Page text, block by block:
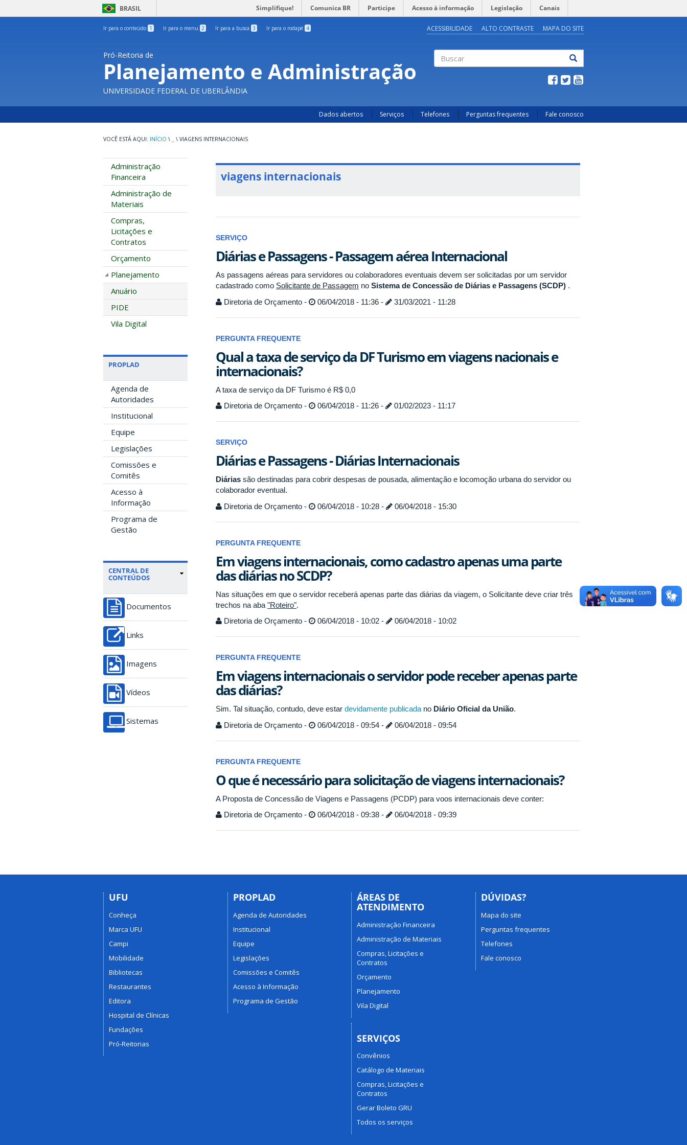
BRASIL Simplifique! Comunica BR Participe Acesso à informação Legislação Canais
Ir para o conteúdo 1 Ir para o menu 2 Ir para a busca 3 Ir para o rodapé 4 ACESSIBILIDADE ALTO CONTRASTE MAPA DO SITE
Pró-Reitoria de
Planejamento e Administração
UNIVERSIDADE FEDERAL DE UBERLÂNDIA
Dados abertos Serviços Telefones Perguntas frequentes Fale conosco
INÍCIO \ \ VIAGENS INTERNACIONAIS
Administração
Financeira
Administração de
Materiais
Compras,
Licitações e
Contratos
Orçamento
Planejamento
Anuário
PIDE
Vila Digital
PROPLAD
Agenda de
Autoridades
Institucional
Equipe
Legislações
Comissões e
Comitês
Acesso à
Informação
Programa de
Gestão
CENTRAL DE
CONTEÚDOS
Documentos
Links
Imagens
Vídeos
Sistemas
viagens internacionais
SERVIÇO
Diárias e Passagens - Passagem aérea Internacional
As passagens aéreas para servidores ou colaboradores eventuais devem ser solicitadas por um servidor
cadastrado como Solicitante de Passagem no Sistema de Concessão de Diárias e Passagens (SCDP) .
Diretoria de Orçamento -
06/04/2018 - 11:36 - 31/03/2021 - 11:28
PERGUNTA FREQUENTE
Qual a taxa de serviço da DF Turismo em viagens nacionais e
internacionais?
A taxa de serviço da DF Turismo é R$ 0,0
Diretoria de Orçamento -
06/04/2018 - 11:26 - 01/02/2023 - 11:17
SERVIÇO
Diárias e Passagens - Diárias Internacionais
Diárias são destinadas para cobrir despesas de pousada, alimentação e locomoção urbana do servidor ou
colaborador eventual.
Diretoria de Orçamento -
06/04/2018 - 10:28 - 06/04/2018 - 15:30
PERGUNTA FREQUENTE
Em viagens internacionais, como cadastro apenas uma parte
das diárias no SCDP?
Nas situações em que o servidor receberá apenas parte das diárias da viagem, o Solicitante deve criar três
trechos na aba "Roteiro".
Diretoria de Orçamento -
06/04/2018 - 10:02 - 06/04/2018 - 10:02
PERGUNTA FREQUENTE
Em viagens internacionais o servidor pode receber apenas parte
das diárias?
Sim. Tal situação, contudo, deve estar devidamente publicada no Diário Oficial da União.
Diretoria de Orçamento -
06/04/2018 - 09:54 - 06/04/2018 - 09:54
PERGUNTA FREQUENTE
O que é necessário para solicitação de viagens internacionais?
A Proposta de Concessão de Viagens e Passagens (PCDP) para voos internacionais deve conter:
Diretoria de Orçamento -
06/04/2018 - 09:38 - 06/04/2018 - 09:39
UFU
Conheça
Marca UFU
Campi
Mobilidade
Bibliotecas
Restaurantes
Editora
Hospital de Clínicas
Fundações
Pró-Reitorias
PROPLAD
Agenda de Autoridades
Institucional
Equipe
Legislações
Comissões e Comitês
Acesso à Informação
Programa de Gestão
ÁREAS DE
ATENDIMENTO
Administração Financeira
Administração de Materiais
Compras, Licitações e
Contratos
Orçamento
Planejamento
Vila Digital
SERVIÇOS
Convênios
Catálogo de Materiais
Compras, Licitações e
Contratos
Gerar Boleto GRU
Todos os serviços
DÚVIDAS?
Mapa do site
Perguntas frequentes
Telefones
Fale conosco